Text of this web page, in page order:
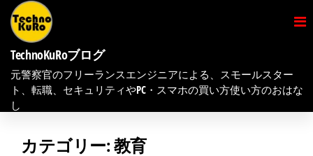
コ
ン
テ
ン
ツ
TechnoKuRoブログ
元警察官のフリーランスエンジニアによる、スモールスター
ト、転職、セキュリティやPC・スマホの買い方使い方のおはな
し
カテゴリー:教育